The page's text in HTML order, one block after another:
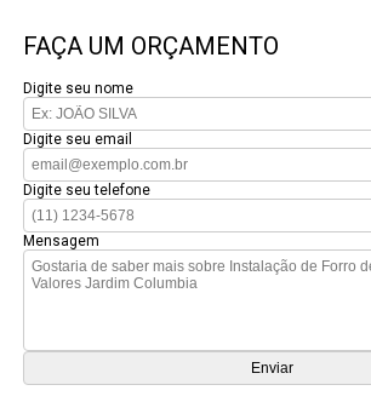
FAÇA UM ORÇAMENTO
Digite seu nome
Digite seu email
Digite seu telefone
Mensagem